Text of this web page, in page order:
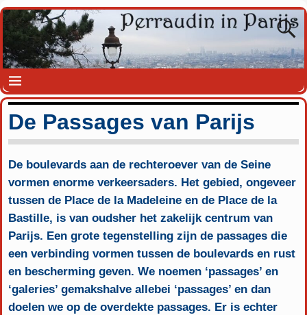
De Passages van Parijs
De boulevards aan de rechteroever van de Seine
vormen enorme verkeersaders. Het gebied, ongeveer
tussen de Place de la Madeleine en de Place de la
Bastille, is van oudsher het zakelijk centrum van
Parijs. Een grote tegenstelling zijn de passages die
een verbinding vormen tussen de boulevards en rust
en bescherming geven. We noemen ‘passages’ en
‘galeries’ gemakshalve allebei ‘passages’ en dan
doelen we op de overdekte passages. Er is echter